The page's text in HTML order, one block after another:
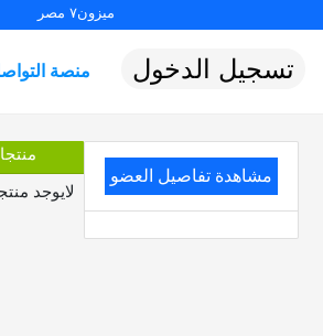
ميزون٧ مصر
منصة تسجيل الدخول
مشاهدة تفاصيل العضو
لايوجد